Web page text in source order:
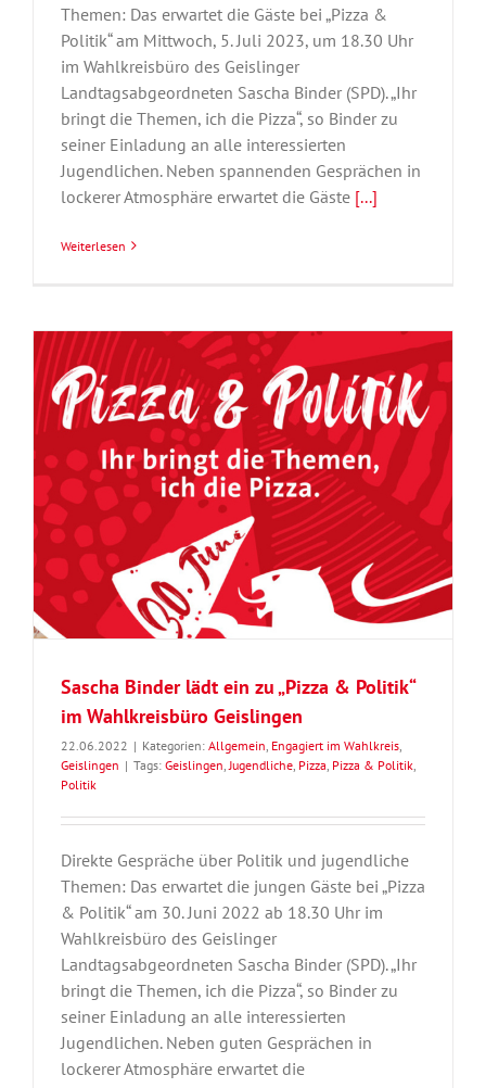
Themen: Das erwartet die Gäste bei „Pizza &
Politik“ am Mittwoch, 5. Juli 2023, um 18.30 Uhr
im Wahlkreisbüro des Geislinger
Landtagsabgeordneten Sascha Binder (SPD). „Ihr
bringt die Themen, ich die Pizza“, so Binder zu
seiner Einladung an alle interessierten
Jugendlichen. Neben spannenden Gesprächen in
lockerer Atmosphäre erwartet die Gäste [...]
Weiterlesen
Sascha Binder lädt ein zu „Pizza & Politik“
im Wahlkreisbüro Geislingen
22.06.2022 | Kategorien: Allgemein Engagiert im Wahlkreis
Geislingen | Tags: Geislingen Jugendliche Pizza Pizza & Politik
Politik
Direkte Gespräche über Politik und jugendliche
Themen: Das erwartet die jungen Gäste bei „Pizza
& Politik“ am 30. Juni 2022 ab 18.30 Uhr im
Wahlkreisbüro des Geislinger
Landtagsabgeordneten Sascha Binder (SPD). „Ihr
bringt die Themen, ich die Pizza“, so Binder zu
seiner Einladung an alle interessierten
Jugendlichen. Neben guten Gesprächen in
lockerer Atmosphäre erwartet die